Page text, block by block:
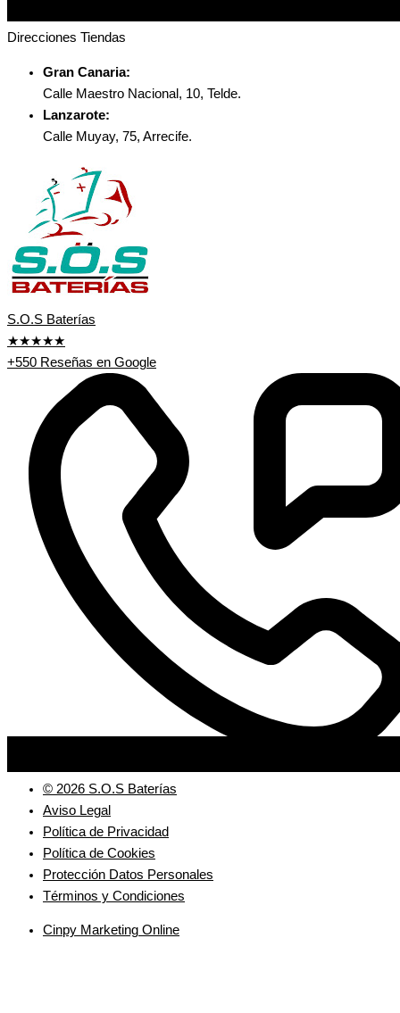
Direcciones Tiendas
Gran Canaria:
Calle Maestro Nacional, 10, Telde.
Lanzarote:
Calle Muyay, 75, Arrecife.
S.O.S Baterías
★★★★★
+550 Reseñas en Google
© 2026 S.O.S Baterías
Aviso Legal
Política de Privacidad
Política de Cookies
Protección Datos Personales
Términos y Condiciones
Cinpy Marketing Online